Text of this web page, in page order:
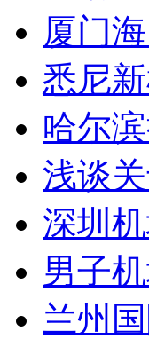
厦门
悉尼
哈尔
浅谈
深圳
男子
兰州